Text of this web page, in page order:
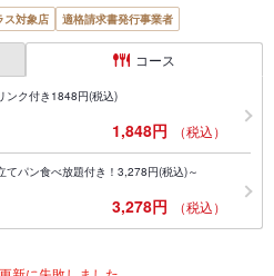
ス対象店 適格請求書発行事業者
コース
ンク付き1848円(税込)
1,848円 （税込）
パン食べ放題付き！3,278円(税込)～
3,278円 （税込）